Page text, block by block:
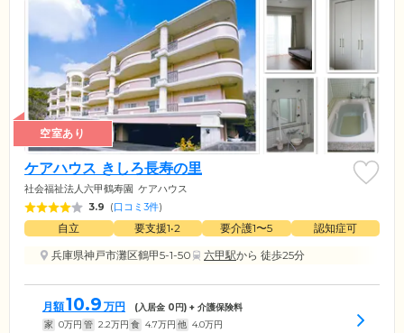
空室あり
ケアハウス きしろ長寿の里
社会福祉法人六甲鶴寿園 ケアハウス
3.9 (口コミ3件)
自立 要支援1•2 要介護1〜5
認知症可
兵庫県神戸市灘区鶴甲5-1-50
六甲駅から 徒歩25分
月額10.9 万円 (入居金 0円) + 介護保険料
家 0万円 管 2.2万円 食 4.7万円 他 4.0万円